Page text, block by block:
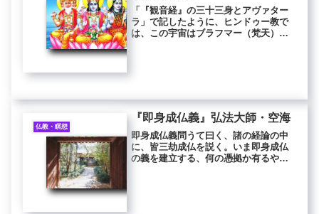
「『観音経』の三十三身とアヴァター
ラ」で記したように、ヒンドゥー教で
は、この宇宙はブラフマー（梵天）に
仏教・瞑想
『即身成仏義』弘法大師・空海
即身成仏義問うて曰く、諸の経論の中
に、皆三劫成仏を説く。いま即身成仏
の義を建立する、何の憑拠か有るや。